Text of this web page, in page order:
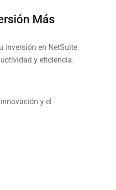
Más
inversión en NetSuite
y eficiencia.
y el